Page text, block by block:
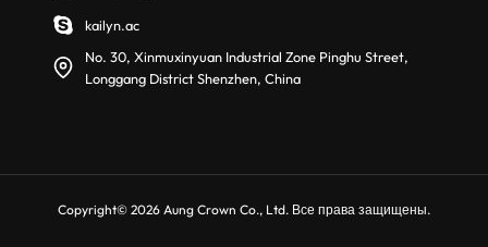
kailyn.ac
No. 30, Xinmuxinyuan Industrial Zone Pinghu Street,
Longgang District Shenzhen, China
Copyright© 2026 Aung Crown Co., Ltd. Все права защищены.